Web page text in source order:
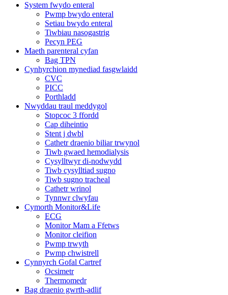
System fwydo enteral
Pwmp bwydo enteral
Setiau bwydo enteral
Tiwbiau nasogastrig
Pecyn PEG
Maeth parenteral cyfan
Bag TPN
Cynhyrchion mynediad fasgwlaidd
CVC
PICC
Porthladd
Nwyddau traul meddygol
Stopcoc 3 ffordd
Cap diheintio
Stent j dwbl
Cathetr draenio biliar trwynol
Tiwb gwaed hemodialysis
Cysylltwyr di-nodwydd
Tiwb cysylltiad sugno
Tiwb sugno tracheal
Cathetr wrinol
Tynnwr clwyfau
Cymorth Monitor&Life
ECG
Monitor Mam a Ffetws
Monitor cleifion
Pwmp trwyth
Pwmp chwistrell
Cynnyrch Gofal Cartref
Ocsimetr
Thermomedr
Bag draenio gwrth-adlif